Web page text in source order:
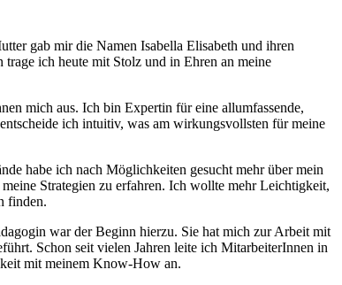
gab mir die Namen Isabella Elisabeth und ihren
ich heute mit Stolz und in Ehren an meine
mich aus. Ich bin Expertin für eine allumfassende,
ich intuitiv, was am wirkungsvollsten für meine
habe ich nach Möglichkeiten gesucht mehr über mein
Strategien zu erfahren. Ich wollte mehr Leichtigkeit,
finden.
war der Beginn hierzu. Sie hat mich zur Arbeit mit
Schon seit vielen Jahren leite ich MitarbeiterInnen in
mit meinem Know-How an.